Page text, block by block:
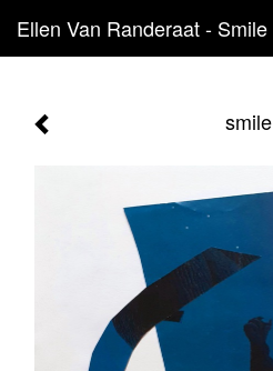
Ellen Van Randeraat - Smile
smile